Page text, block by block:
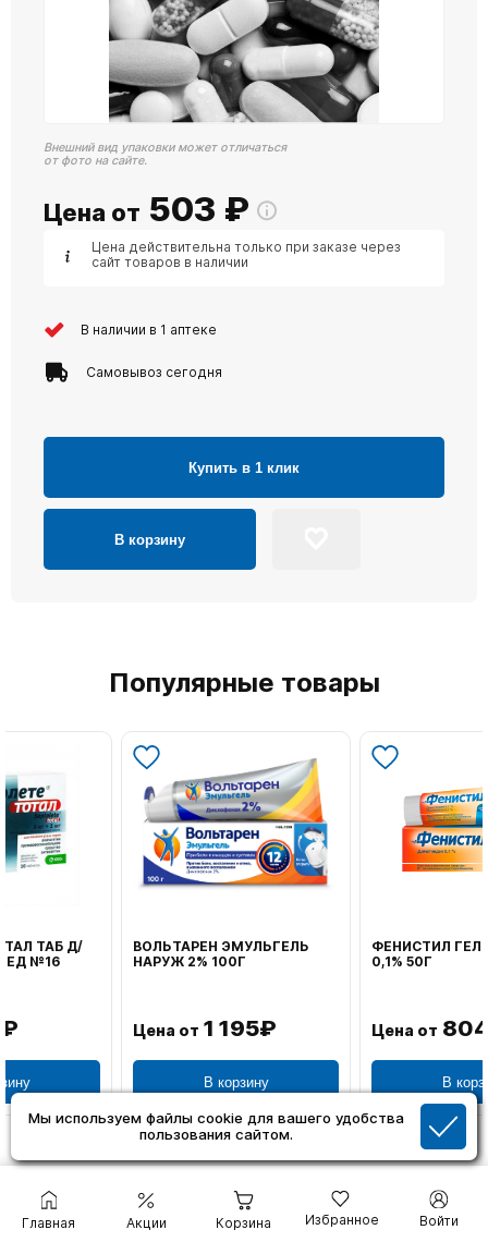
Мы используем файлы cookie для вашего удобства
пользования сайтом.
Главная Акции Корзина Избранное Войти
Внешний вид упаковки может отличаться
от фото на сайте.
Цена от 503 ₽
Цена действительна только при заказе через
сайт товаров в наличии
В наличии в 1 аптеке
Самовывоз сегодня
Купить в 1 клик
В корзину
Популярные товары
ВОЛЬТАРЕН ЭМУЛЬГЕЛЬ
НАРУЖ 2% 100Г
1 195₽
ФЕНИСТИЛ ГЕЛЬ НАРУЖ
Цена от 804₽
Акции